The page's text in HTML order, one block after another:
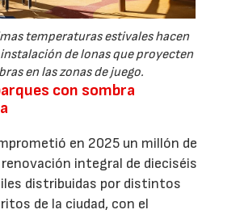
temperaturas estivales hacen
de lonas que proyecten
en las zonas de juego.
con sombra
en 2025 un millón de
renovación integral de dieciséis
distribuidas por distintos
de la ciudad, con el